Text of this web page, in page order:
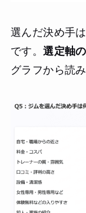
選んだ決め手
です。選定軸
グラフから読